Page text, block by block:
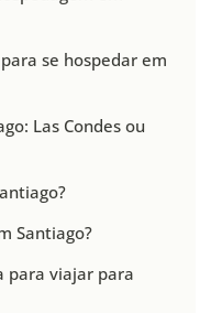
se hospedar em
Las Condes ou
Santiago?
para viajar para